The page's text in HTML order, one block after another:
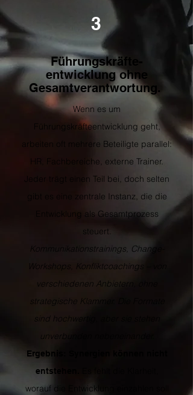
3
Führungskräfte-
entwicklung ohne
Gesamtverantwortung.
Wenn es um
Führungskräfteentwicklung geht,
arbeiten oft mehrere Beteiligte parallel:
HR, Fachbereiche, externe Trainer.
Jeder trägt einen Teil bei, doch selten
gibt es eine zentrale Instanz, die die
Entwicklung als Gesamtprozess
steuert.
Kommunikationstrainings, Change-
Workshops, Konfliktcoachings – von
verschiedenen Anbietern, ohne
strategische Klammer. Die Formate
sind hochwertig, aber sie stehen
unverbunden nebeneinander.
Ergebnis: Synergien können nicht
entstehen.
worauf die Entwicklung einzahlen soll